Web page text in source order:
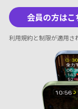
会員の方はこ
利用規約と制限が適用さ